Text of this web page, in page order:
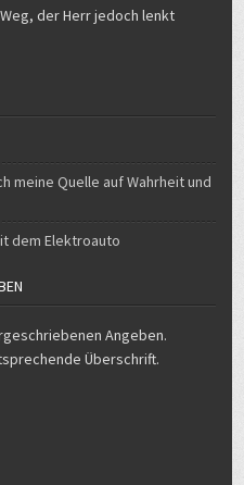
der Herr jedoch lenkt
meine Quelle auf Wahrheit und
dem Elektroauto
Angeben.
Überschrift.